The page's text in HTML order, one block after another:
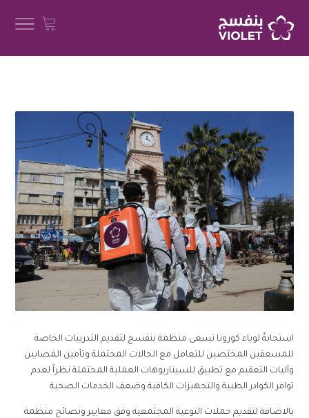
استجابةً لوباء كورونا تسعى منظمة بنفسج لتقديم التدريبات الخاصة
للمسعفين المختصين للتعامل مع الحالات المحتملة وتأمين المصابين
وآليات التعقيم مع تطبيق للسيناريوهات العملية المحتملة نظراً لعدم
توافر الكوادر الطبية والتجهيزات الكافية وضعف الخدمات الصحية
بالاضافة لتقديم حملات التوعية المجتمعية وفق معايير ونصائح منظمة